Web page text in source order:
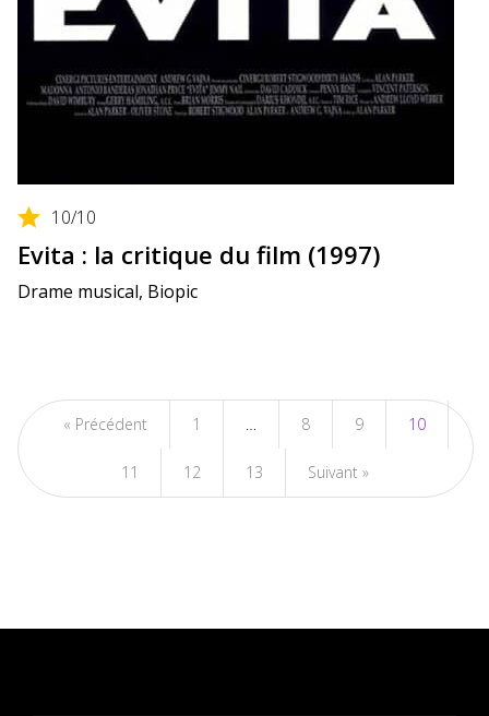
10/10
Evita : la critique du film (1997)
Drame musical, Biopic
« Précédent 1 8 9 10
11 12 13 Suivant »